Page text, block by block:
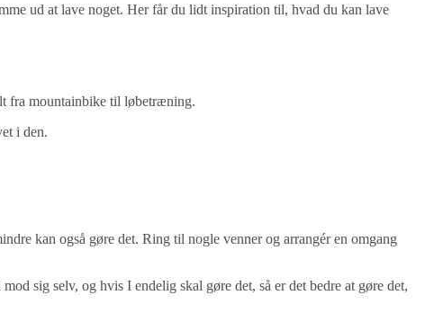
ud at lave noget. Her får du lidt inspiration til, hvad du kan lave
fra mountainbike til løbetræning.
i den.
kan også gøre det. Ring til nogle venner og arrangér en omgang
sig selv, og hvis I endelig skal gøre det, så er det bedre at gøre det,